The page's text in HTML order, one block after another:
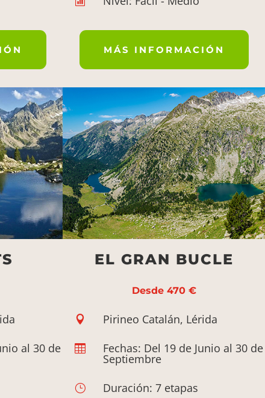
MÁS INFORMACIÓN
al 30 de
EL GRAN BUCLE
Desde 470 €
 Pirineo Catalán, Lérida
 Fechas: Del 19 de Junio al 30 de
Septiembre
} Duración: 7 etapas